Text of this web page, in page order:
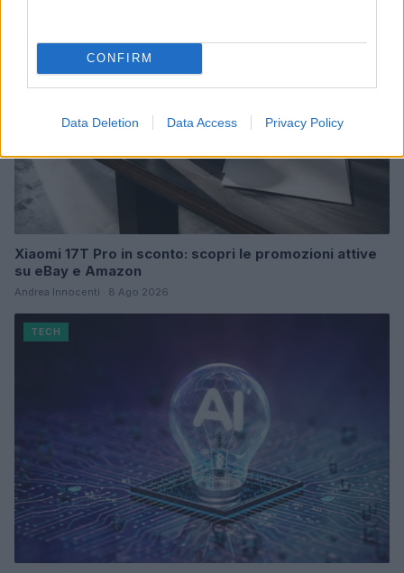
CONFIRM
Data Deletion Data Access Privacy Policy
Xiaomi 17T Pro in sconto: scopri le promozioni attive
su eBay e Amazon
Andrea Innocenti · 8 Ago 2026
TECH